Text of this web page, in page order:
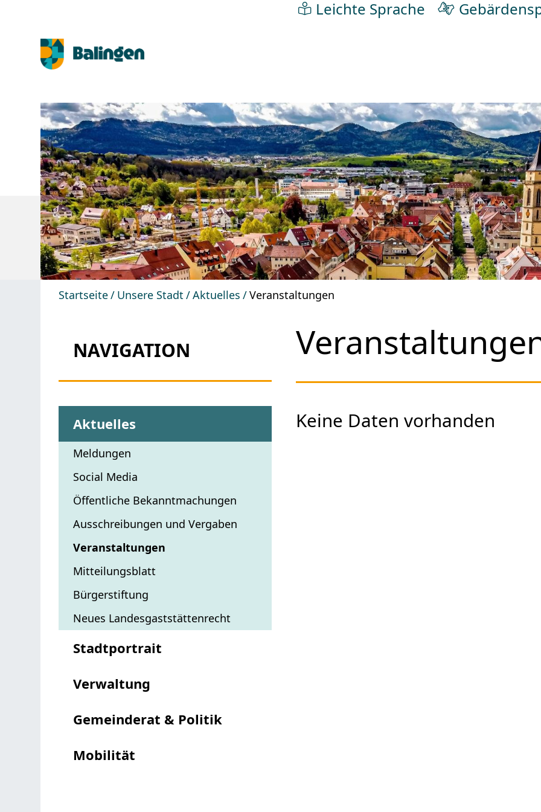
Leichte Sprache
Startseite Unsere Stadt Aktuelles Veranstaltungen
NAVIGATION
Aktuelles
Meldungen
Social Media
Öffentliche Bekanntmachungen
Ausschreibungen und Vergaben
Veranstaltungen
Mitteilungsblatt
Bürgerstiftung
Neues Landesgaststättenrecht
Stadtportrait
Verwaltung
Gemeinderat & Politik
Mobilität
Keine Daten vorhanden